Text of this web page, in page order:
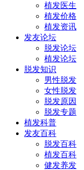
植发医生
植发价格
植发资讯
发友论坛
脱发论坛
植发论坛
脱发知识
男性脱发
女性脱发
脱发原因
脱发专题
植发科普
发友百科
脱发百科
植发百科
健发养发